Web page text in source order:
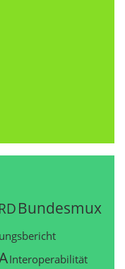
Bundesmux
Interoperabilität